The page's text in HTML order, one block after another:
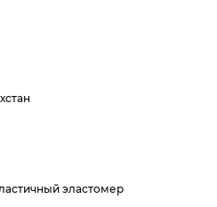
эластомер